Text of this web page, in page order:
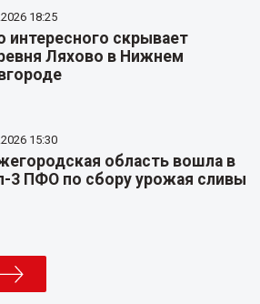
18:25
интересного скрывает
Ляхово в Нижнем
15:30
область вошла в
3 ПФО по сбору урожая сливы